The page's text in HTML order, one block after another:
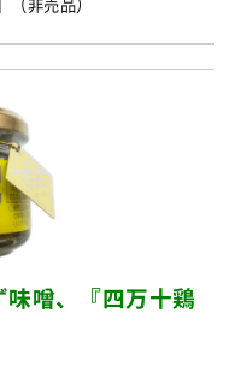
非売品）
噌、
『四万十鶏